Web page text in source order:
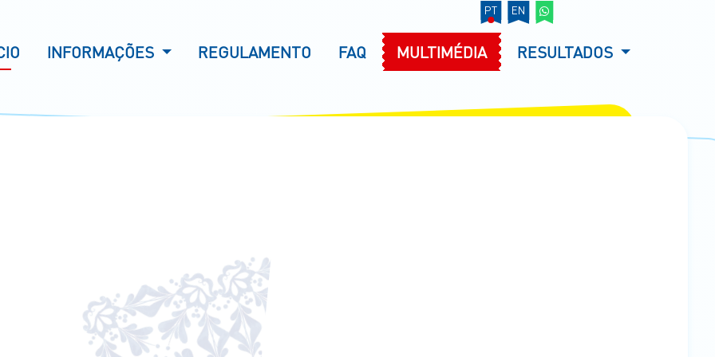
INFORMAÇÕES REGULAMENTO FAQ MULTIMÉDIA RESULTADOS
PT EN